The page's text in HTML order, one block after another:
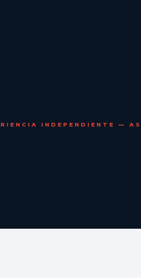
INDEPENDIENTE —